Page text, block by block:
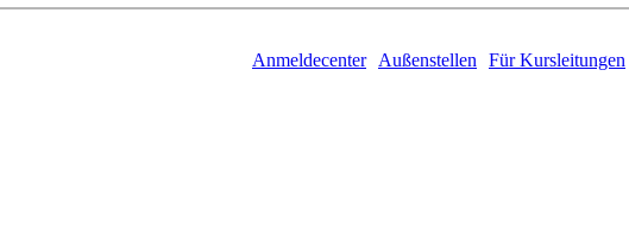
Anmeldecenter Außenstellen Für Kursleitungen